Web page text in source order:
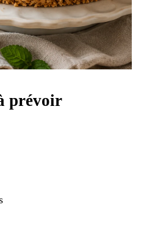
prévoir